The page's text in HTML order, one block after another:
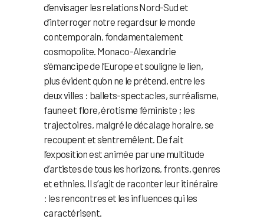
d’envisager les relations Nord-Sud et
d’interroger notre regard sur le monde
contemporain, fondamentalement
cosmopolite. Monaco-Alexandrie
s’émancipe de l’Europe et souligne le lien,
plus évident qu’on ne le prétend, entre les
deux villes : ballets-spectacles, surréalisme,
faune et flore, érotisme féministe ; les
trajectoires, malgré le décalage horaire, se
recoupent et s’entremêlent. De fait
l’exposition est animée par une multitude
d’artistes de tous les horizons, fronts, genres
et ethnies. Il s’agit de raconter leur itinéraire
: les rencontres et les influences qui les
caractérisent.